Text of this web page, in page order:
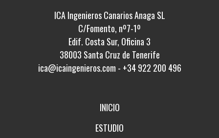
ICA Ingenieros Canarios Anaga SL
C/Fomento, nº7-1º
Edif. Costa Sur, Oficina 3
38003 Santa Cruz de Tenerife
ica@icaingenieros.com - +34 922 200 496
INICIO
ESTUDIO